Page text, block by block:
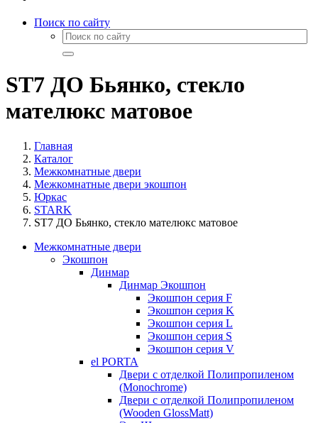
Поиск по сайту
ST7 ДО Бьянко, стекло
мателюкс матовое
Главная
Каталог
Межкомнатные двери
Межкомнатные двери экошпон
Юркас
STARK
ST7 ДО Бьянко, стекло мателюкс матовое
Межкомнатные двери
Экошпон
Динмар
Динмар Экошпон
Экошпон серия F
Экошпон серия K
Экошпон серия L
Экошпон серия S
Экошпон серия V
el PORTA
Двери с отделкой Полипропиленом
(Monochrome)
Двери с отделкой Полипропиленом
(Wooden GlossMatt)